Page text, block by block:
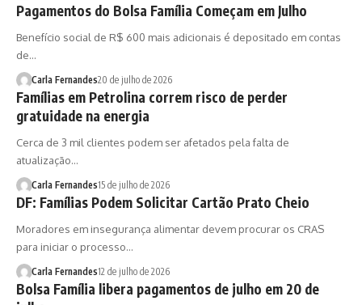
Pagamentos do Bolsa Família Começam em Julho
Benefício social de R$ 600 mais adicionais é depositado em contas
de…
Carla Fernandes20 de julho de 2026
Famílias em Petrolina correm risco de perder
gratuidade na energia
Cerca de 3 mil clientes podem ser afetados pela falta de
atualização…
Carla Fernandes15 de julho de 2026
DF: Famílias Podem Solicitar Cartão Prato Cheio
Moradores em insegurança alimentar devem procurar os CRAS
para iniciar o processo…
Carla Fernandes12 de julho de 2026
Bolsa Família libera pagamentos de julho em 20 de